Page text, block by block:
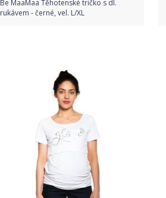
Be MaaMaa Těhotenské tričko s dl.
rukávem - černé, vel. L/XL